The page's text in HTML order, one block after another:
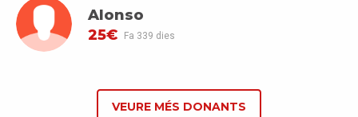
Alonso
25€
Fa 339 dies
VEURE MÉS DONANTS